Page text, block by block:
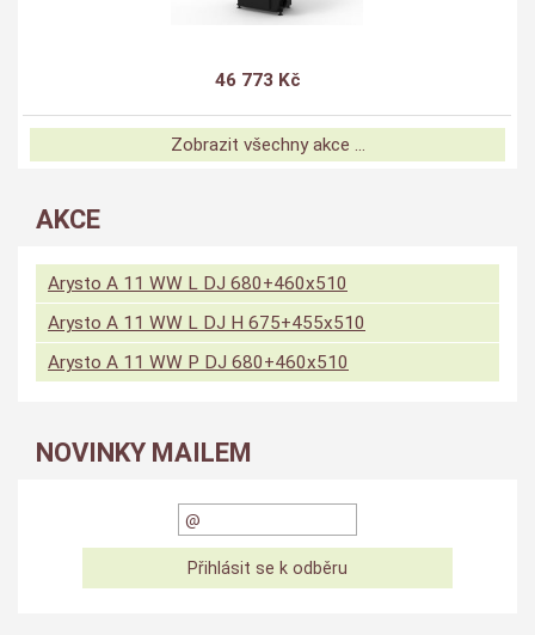
46 773 Kč
Zobrazit všechny akce ...
AKCE
Arysto A 11 WW L DJ 680+460x510
Arysto A 11 WW L DJ H 675+455x510
Arysto A 11 WW P DJ 680+460x510
NOVINKY MAILEM